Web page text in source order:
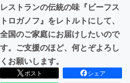
レストランの伝統の味『ビーフス
トロガノフ』をレトルトにして、
全国のご家庭にお届けしたいので
す。ご支援のほど、何とぞよろし
くお願いします。
ポスト
シェア